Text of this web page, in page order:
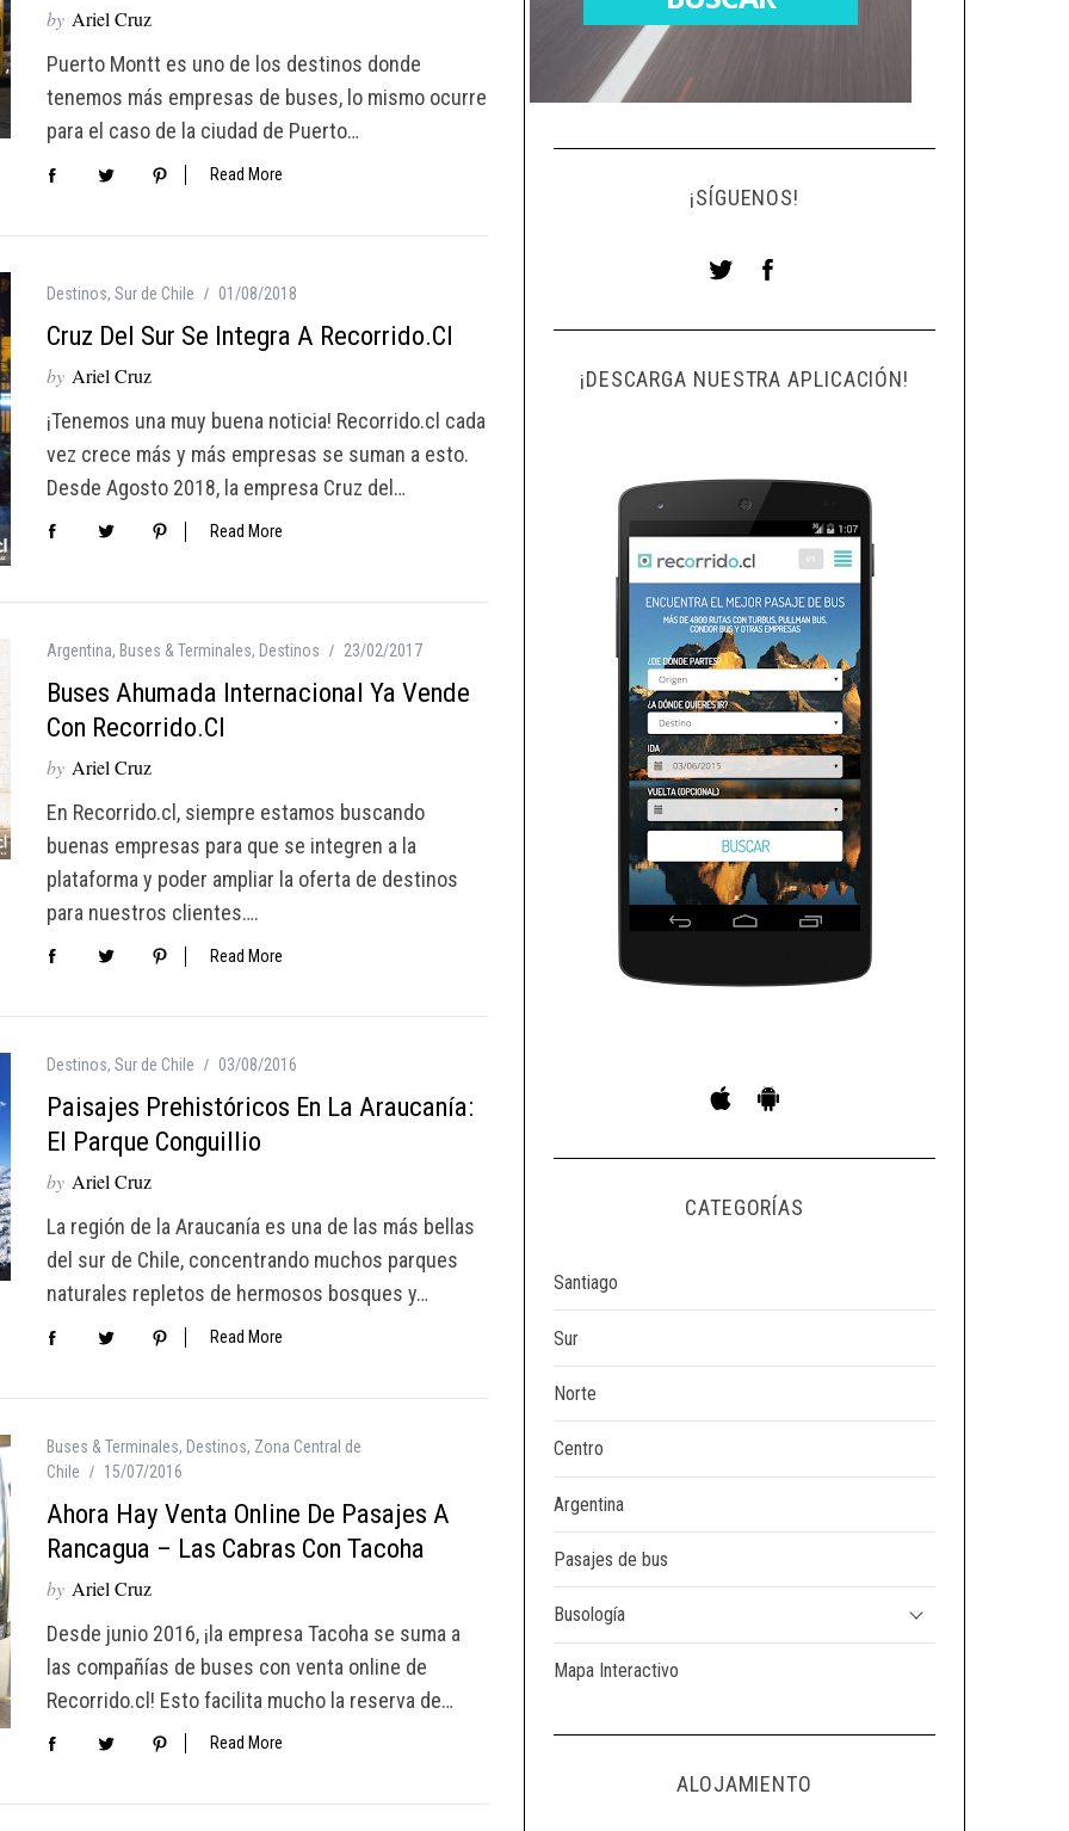
by Ariel Cruz
Puerto Montt es uno de los destinos donde
tenemos más empresas de buses, lo mismo ocurre
para el caso de la ciudad de Puerto…
Read More
Destinos, Sur de Chile 01/08/2018
Cruz Del Sur Se Integra A Recorrido.cl
by Ariel Cruz
¡Tenemos una muy buena noticia! Recorrido.cl cada
vez crece más y más empresas se suman a esto.
Desde Agosto 2018, la empresa Cruz del…
Read More
Argentina, Buses & Terminales, Destinos 23/02/2017
Buses Ahumada Internacional Ya Vende
Con Recorrido.cl
by Ariel Cruz
En Recorrido.cl, siempre estamos buscando
buenas empresas para que se integren a la
plataforma y poder ampliar la oferta de destinos
para nuestros clientes….
Read More
Destinos, Sur de Chile 03/08/2016
Paisajes Prehistóricos En La Araucanía:
El Parque Conguillio
by Ariel Cruz
La región de la Araucanía es una de las más bellas
del sur de Chile, concentrando muchos parques
naturales repletos de hermosos bosques y…
Read More
Buses & Terminales, Destinos, Zona Central de
Chile
15/07/2016
Ahora Hay Venta Online De Pasajes A
Rancagua – Las Cabras Con Tacoha
by Ariel Cruz
Desde junio 2016, ¡la empresa Tacoha se suma a
las compañías de buses con venta online de
Recorrido.cl! Esto facilita mucho la reserva de…
Read More
¡SÍGUENOS!
¡DESCARGA NUESTRA APLICACIÓN!
CATEGORÍAS
Santiago
Sur
Norte
Centro
Argentina
Pasajes de bus
Busología
Mapa Interactivo
ALOJAMIENTO